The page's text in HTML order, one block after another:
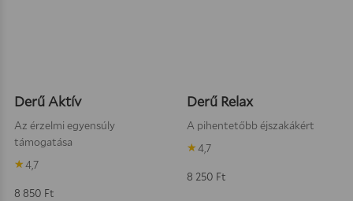
Derű Aktív
Az érzelmi egyensúly
támogatása
4,7
8 850 Ft
Derű Relax
A pihentetőbb éjszakákért
4,7
8 250 Ft